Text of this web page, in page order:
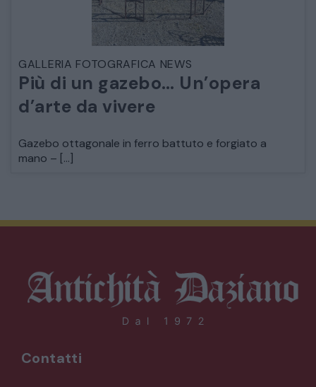
GALLERIA FOTOGRAFICA NEWS
Più di un gazebo… Un’opera
d’arte da vivere
Gazebo ottagonale in ferro battuto e forgiato a
mano – […]
Contatti